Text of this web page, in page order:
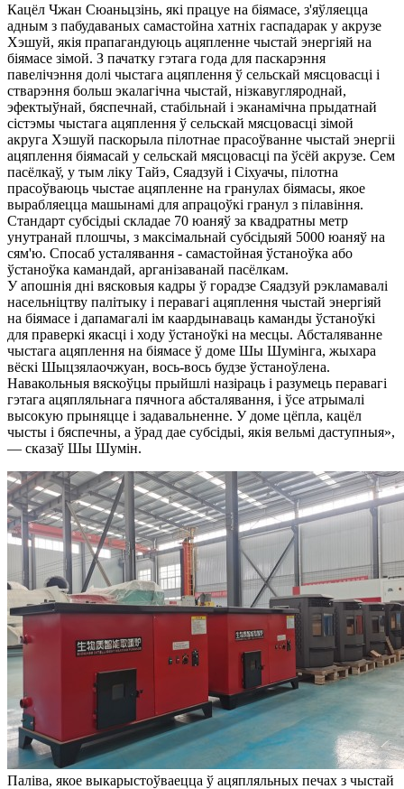
Кацёл Чжан Сюаньцзінь, які працуе на біямасе, з'яўляецца
адным з пабудаваных самастойна хатніх гаспадарак у акрузе
Хэшуй, якія прапагандуюць ацяпленне чыстай энергіяй на
біямасе зімой. З пачатку гэтага года для паскарэння
павелічэння долі чыстага ацяплення ў сельскай мясцовасці і
стварэння больш экалагічна чыстай, нізкавугляроднай,
эфектыўнай, бяспечнай, стабільнай і эканамічна прыдатнай
сістэмы чыстага ацяплення ў сельскай мясцовасці зімой
акруга Хэшуй паскорыла пілотнае прасоўванне чыстай энергіі
ацяплення біямасай у сельскай мясцовасці па ўсёй акрузе. Сем
пасёлкаў, у тым ліку Тайэ, Сяадзуй і Сіхуачы, пілотна
прасоўваюць чыстае ацяпленне на гранулах біямасы, якое
вырабляецца машынамі для апрацоўкі гранул з пілавіння.
Стандарт субсідыі складае 70 юаняў за квадратны метр
унутранай плошчы, з максімальнай субсідыяй 5000 юаняў на
сям'ю. Спосаб усталявання - самастойная ўстаноўка або
ўстаноўка камандай, арганізаванай пасёлкам.
У апошнія дні вясковыя кадры ў горадзе Сяадзуй рэкламавалі
насельніцтву палітыку і перавагі ацяплення чыстай энергіяй
на біямасе і дапамагалі ім каардынаваць каманды ўстаноўкі
для праверкі якасці і ходу ўстаноўкі на месцы. Абсталяванне
чыстага ацяплення на біямасе ў доме Шы Шумінга, жыхара
вёскі Шыцзялаочжуан, вось-вось будзе ўстаноўлена.
Навакольныя вяскоўцы прыйшлі назіраць і разумець перавагі
гэтага ацяпляльнага пячнога абсталявання, і ўсе атрымалі
высокую прыняцце і задавальненне. У доме цёпла, кацёл
чысты і бяспечны, а ўрад дае субсідыі, якія вельмі даступныя»,
— сказаў Шы Шумін.
Паліва, якое выкарыстоўваецца ў ацяпляльных печах з чыстай